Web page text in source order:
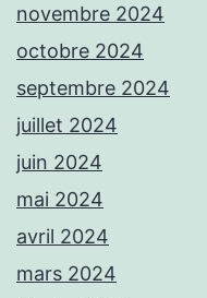
novembre 2024
octobre 2024
septembre 2024
juillet 2024
juin 2024
mai 2024
avril 2024
mars 2024